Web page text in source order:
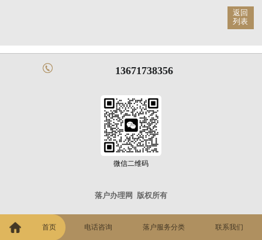
返回
列表
13671738356
微信二维码
落户办理网 版权所有
首页 电话咨询 落户服务分类 联系我们